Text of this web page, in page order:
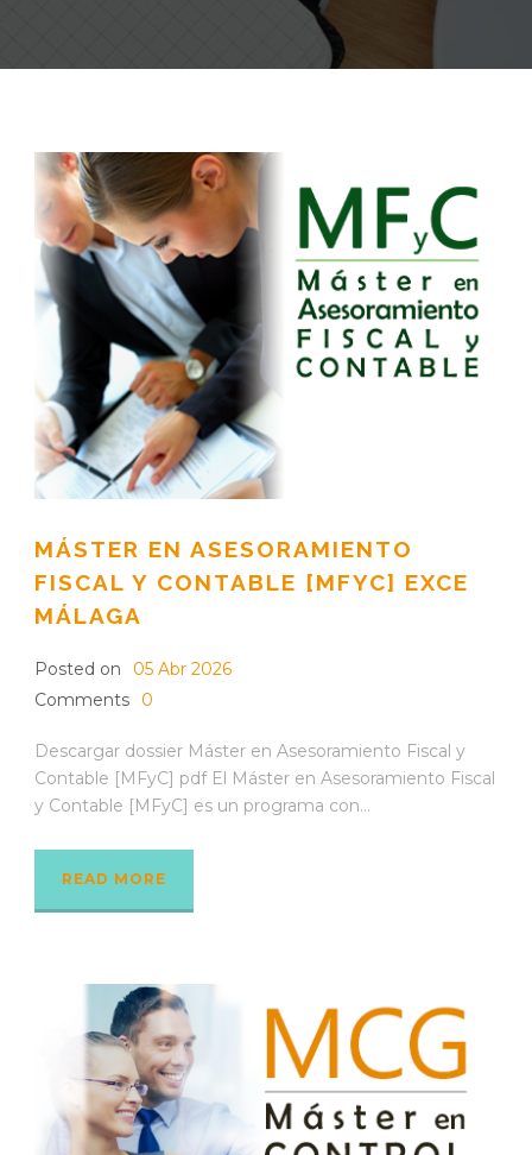
MÁSTER EN ASESORAMIENTO
FISCAL Y CONTABLE [MFYC] EXCE
MÁLAGA
Posted on
05 Abr 2026
Comments
0
Descargar dossier Máster en Asesoramiento Fiscal y
Contable [MFyC] pdf El Máster en Asesoramiento Fiscal
y Contable [MFyC] es un programa con...
READ MORE